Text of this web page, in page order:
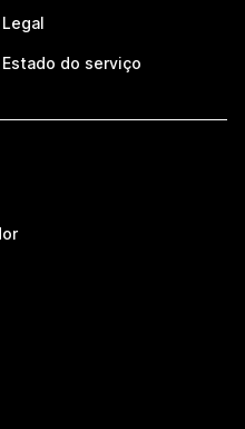
Legal
Estado do serviço